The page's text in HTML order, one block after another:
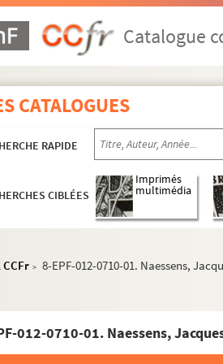
Catalogue
CATALOGUES
RAPIDE
CIBLÉES
Imprimés
multimédia
> 8-EPF-012-0710-01. Naessens,
012-0710-01. Naessens,